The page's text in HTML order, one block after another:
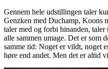
Gennem hele udstillingen taler
Genzken med Duchamp, Koons
taler med og forbi hinanden,
alle sammen umage. Det er som
samme tid: Noget er vildt, noget
høre end andet. Men det er altid